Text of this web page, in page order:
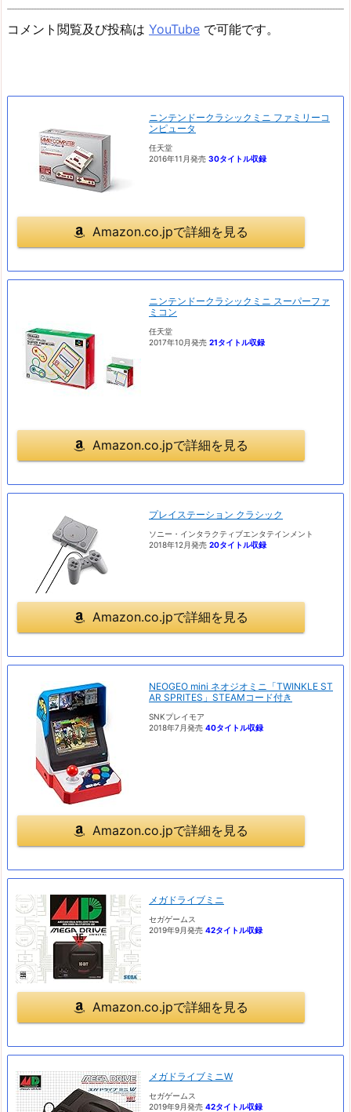
コメント閲覧及び投稿は YouTube で可能です。
ニンテンドークラシックミニ ファミリーコ
ンピュータ
任天堂
2016年11月発売 30タイトル収録
Amazon.co.jpで詳細を見る
ニンテンドークラシックミニ スーパーファ
ミコン
任天堂
2017年10月発売 21タイトル収録
Amazon.co.jpで詳細を見る
プレイステーション クラシック
ソニー・インタラクティブエンタテインメント
2018年12月発売 20タイトル収録
Amazon.co.jpで詳細を見る
NEOGEO mini ネオジオミニ「TWINKLE ST
AR SPRITES」STEAMコード付き
SNKプレイモア
2018年7月発売 40タイトル収録
Amazon.co.jpで詳細を見る
メガドライブミニ
セガゲームス
2019年9月発売 42タイトル収録
Amazon.co.jpで詳細を見る
メガドライブミニW
セガゲームス
2019年9月発売 42タイトル収録